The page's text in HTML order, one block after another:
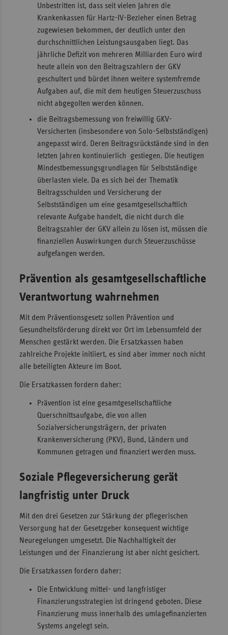
Unbestritten ist, dass seit vielen Jahren die
Krankenkassen für Hartz-IV-Bezieher einen Betrag
zugewiesen bekommen, der deutlich unter den
durchschnittlichen Leistungsausgaben liegt. Das
jährliche Defizit von mehreren Milliarden Euro wird
heute allein von den Beitragszahlern der GKV
geschultert und bürdet ihnen weitere systemfremde
Aufgaben auf, die mit dem heutigen Steuerzuschuss
nicht abgegolten werden können.
die Beitragsbemessung von freiwillig GKV-
Versicherten (insbesondere von Solo-Selbstständigen)
angepasst wird. Deren Beitragsrückstände sind in den
letzten Jahren kontinuierlich gestiegen. Die heutigen
Mindestbemessungsgrundlagen für Selbstständige
überlasten viele. Da es sich bei der Thematik
Beitragsschulden und Versicherung der
Selbstständigen um eine gesamtgesellschaftlich
relevante Aufgabe handelt, die nicht durch die
Beitragszahler der GKV allein zu lösen ist, müssen die
finanziellen Auswirkungen durch Steuerzuschüsse
aufgefangen werden.
Prävention als gesamtgesellschaftliche
Verantwortung wahrnehmen
Mit dem Präventionsgesetz sollen Prävention und
Gesundheitsförderung direkt vor Ort im Lebensumfeld der
Menschen gestärkt werden. Die Ersatzkassen haben
zahlreiche Projekte initiiert, es sind aber immer noch nicht
alle beteiligten Akteure im Boot.
Die Ersatzkassen fordern daher:
Prävention ist eine gesamtgesellschaftliche
Querschnittsaufgabe, die von allen
Sozialversicherungsträgern, der privaten
Krankenversicherung (PKV), Bund, Ländern und
Kommunen getragen und finanziert werden muss.
Soziale Pflegeversicherung gerät
langfristig unter Druck
Mit den drei Gesetzen zur Stärkung der pflegerischen
Versorgung hat der Gesetzgeber konsequent wichtige
Neuregelungen umgesetzt. Die Nachhaltigkeit der
Leistungen und der Finanzierung ist aber nicht gesichert.
Die Ersatzkassen fordern daher:
Die Entwicklung mittel- und langfristiger
Finanzierungsstrategien ist dringend geboten. Diese
Finanzierung muss innerhalb des umlagefinanzierten
Systems angelegt sein.